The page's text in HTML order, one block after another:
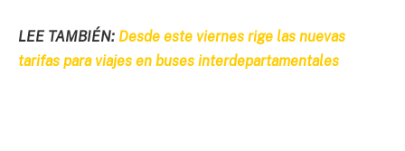
LEE TAMBIÉN: Desde este viernes rige las nuevas
tarifas para viajes en buses interdepartamentales